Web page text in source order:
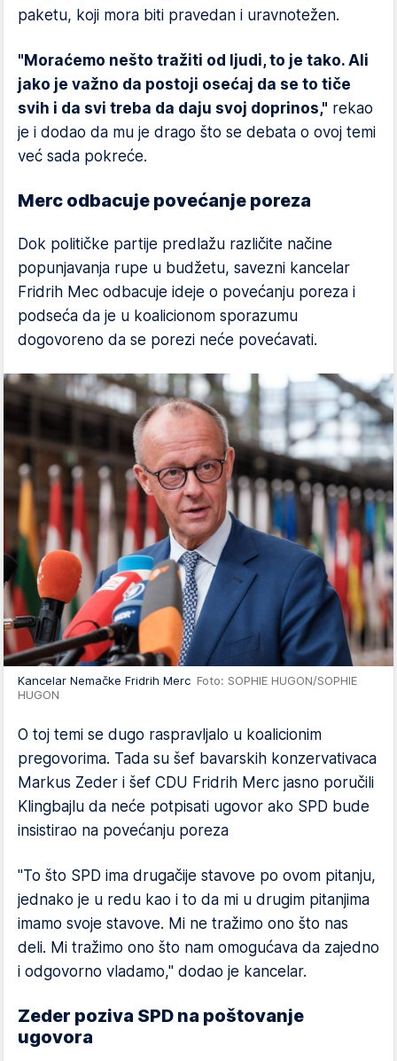
paketu, koji mora biti pravedan i uravnotežen.
"Moraćemo nešto tražiti od ljudi, to je tako. Ali
jako je važno da postoji osećaj da se to tiče
svih i da svi treba da daju svoj doprinos," rekao
je i dodao da mu je drago što se debata o ovoj temi
već sada pokreće.
Merc odbacuje povećanje poreza
Dok političke partije predlažu različite načine
popunjavanja rupe u budžetu, savezni kancelar
Fridrih Mec odbacuje ideje o povećanju poreza i
podseća da je u koalicionom sporazumu
dogovoreno da se porezi neće povećavati.
Kancelar Nemačke Fridrih Merc Foto: SOPHIE HUGON/SOPHIE
HUGON
O toj temi se dugo raspravljalo u koalicionim
pregovorima. Tada su šef bavarskih konzervativaca
Markus Zeder i šef CDU Fridrih Merc jasno poručili
Klingbajlu da neće potpisati ugovor ako SPD bude
insistirao na povećanju poreza
"To što SPD ima drugačije stavove po ovom pitanju,
jednako je u redu kao i to da mi u drugim pitanjima
imamo svoje stavove. Mi ne tražimo ono što nas
deli. Mi tražimo ono što nam omogućava da zajedno
i odgovorno vladamo," dodao je kancelar.
Zeder poziva SPD na poštovanje
ugovora